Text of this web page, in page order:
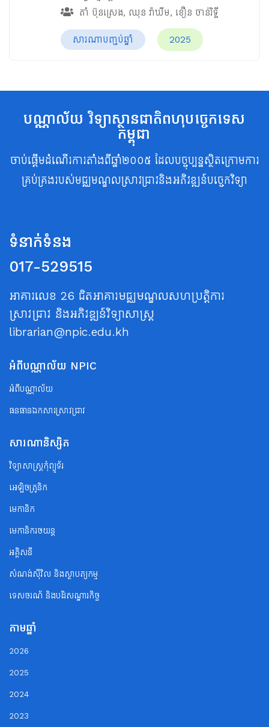
តាំ ប៊ុនស្រេង, ឈុន វ៉ាឃីម​, ខឿន ចាន់រិទ្ធី​
សារណាបញ្ចប់ឆ្នាំ 2025
បណ្ណាល័យ វិទ្យាស្ថានជាតិពហុបច្ចេកទេស
កម្ពុជា
ចាប់ផ្តើមដំណើរការតាំងពីឆ្នាំ២០០៥ ដែលបច្ចុប្បន្នស្ថិតក្រោមការ
គ្រប់គ្រងរបស់មជ្ឈមណ្ឌលស្រាវជ្រាវនិងអភិវឌ្ឍន៍បច្ចេកវិទ្យា
ទំនាក់ទំនង
017-529515
អាគារលេខ 26 ជិតអាគារមជ្ឈមណ្ឌលសហប្រត្តិការ
ស្រាវជ្រាវ និងអភិវឌ្ឍន៍វិទ្យាសាស្ត្រ
librarian@npic.edu.kh
អំពីបណ្ណាល័យ NPIC
អំពីបណ្ណាល័យ
ធនធានឯកសារស្រាវជ្រាវ
សារណានិស្សិត
វិទ្យាសាស្ត្រកុំព្យូទ័រ
អេឡិចត្រូនិក
មេកានិក
មេកានិករថយន្ត
អគ្គិសនី
សំណង់ស៊ីវិល និងស្ថាបត្យកម្ម
ទេសចរណ័ និងបដិសណ្ឋារកិច្ច
តាមឆ្នាំ
2026
2025
2024
2023